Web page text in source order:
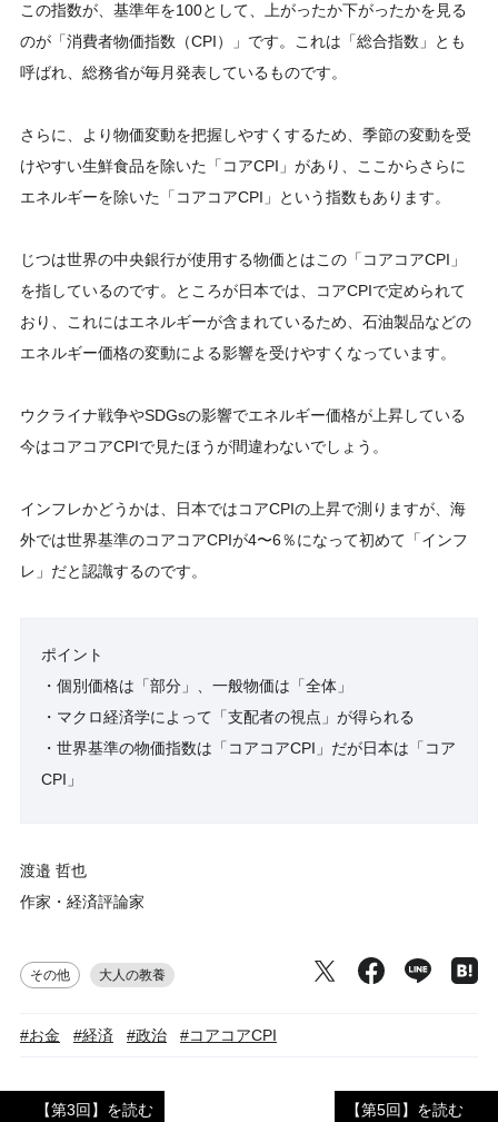
この指数が、基準年を100として、上がったか下がったかを見る
のが「消費者物価指数（CPI）」です。これは「総合指数」とも
呼ばれ、総務省が毎月発表しているものです。
さらに、より物価変動を把握しやすくするため、季節の変動を受
けやすい生鮮食品を除いた「コアCPI」があり、ここからさらに
エネルギーを除いた「コアコアCPI」という指数もあります。
じつは世界の中央銀行が使用する物価とはこの「コアコアCPI」
を指しているのです。ところが日本では、コアCPIで定められて
おり、これにはエネルギーが含まれているため、石油製品などの
エネルギー価格の変動による影響を受けやすくなっています。
ウクライナ戦争やSDGsの影響でエネルギー価格が上昇している
今はコアコアCPIで見たほうが間違わないでしょう。
インフレかどうかは、日本ではコアCPIの上昇で測りますが、海
外では世界基準のコアコアCPIが4〜6％になって初めて「インフ
レ」だと認識するのです。
ポイント
・個別価格は「部分」、一般物価は「全体」
・マクロ経済学によって「支配者の視点」が得られる
・世界基準の物価指数は「コアコアCPI」だが日本は「コア
CPI」
渡邉 哲也
作家・経済評論家
その他 大人の教養
#お金 #経済 #政治 #コアコアCPI
【第3回】を読む 【第5回】を読む